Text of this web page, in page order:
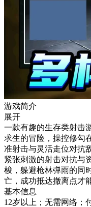
游戏简介
展开
一款有趣的生存类射击
求生的冒险，操控修勾
准射击与灵活走位对抗
紧张刺激的射击对抗与
梭，躲避枪林弹雨的同
亡，成功抵达撤离点才
基本信息
12岁以上；无需网络；